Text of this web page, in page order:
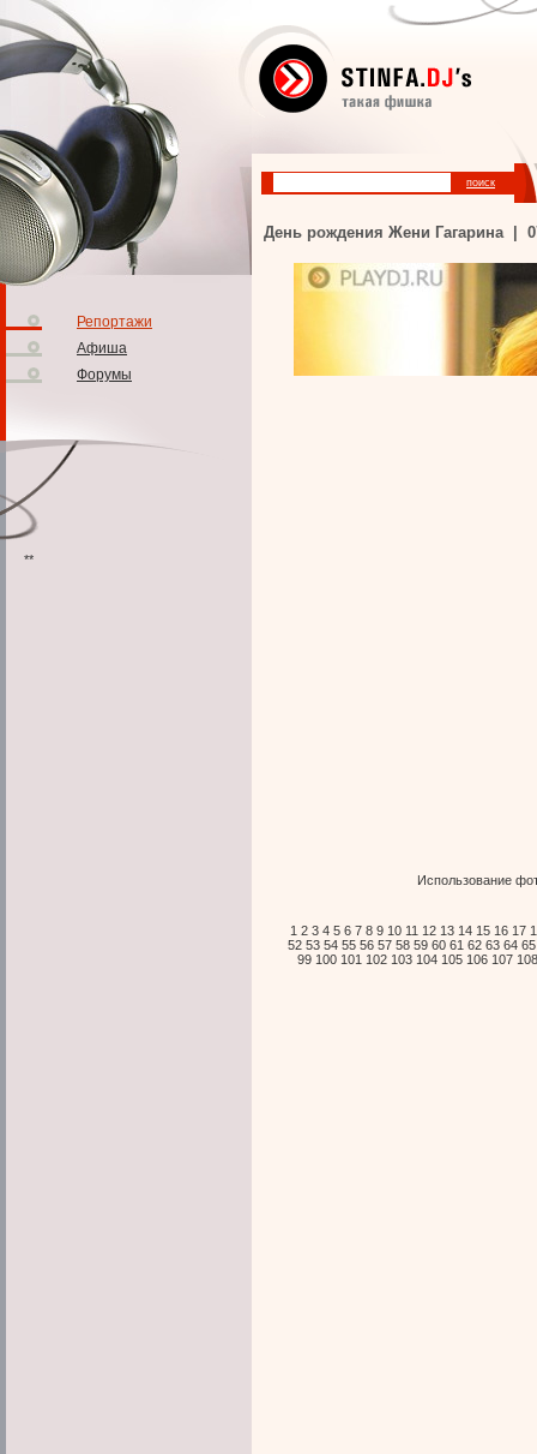
Репортажи
Афиша
Форумы
**
День рождения Жени Гагарина |
Использование
1 2 3 4 5 6 7 8 9 10 11 12 13 14 15 16 17
52 53 54 55 56 57 58 59 60 61 62 63 64 65
99 100 101 102 103 104 105 106 107 108